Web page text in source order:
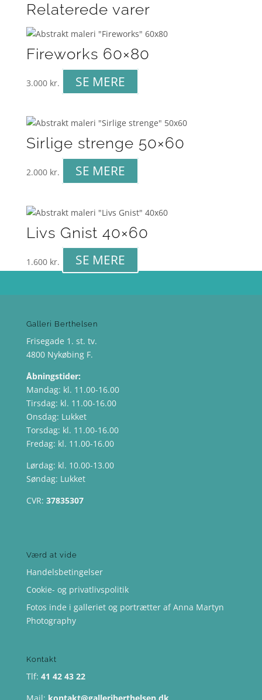
Relaterede varer
Fireworks 60×80
3.000 kr. SE MERE
Sirlige strenge 50×60
2.000 kr. SE MERE
Livs Gnist 40×60
1.600 kr. SE MERE
Galleri Berthelsen
Frisegade 1. st. tv.
4800 Nykøbing F.
Åbningstider:
Mandag: kl. 11.00-16.00
Tirsdag: kl. 11.00-16.00
Onsdag: Lukket
Torsdag: kl. 11.00-16.00
Fredag: kl. 11.00-16.00
Lørdag: kl. 10.00-13.00
Søndag: Lukket
CVR: 37835307
Værd at vide
Handelsbetingelser
Cookie- og privatlivspolitik
Fotos inde i galleriet og portrætter af Anna Martyn
Photography
Kontakt
Tlf: 41 42 43 22